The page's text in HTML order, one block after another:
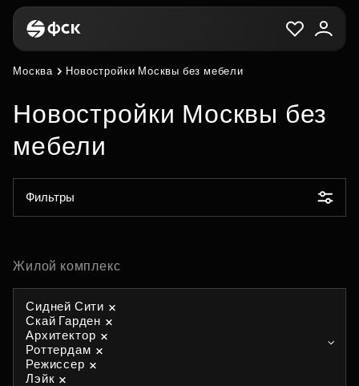
Москва Новостройки Москвы без мебели
Новостройки Москвы без
мебели
Фильтры
Жилой комплекс
Сидней Сити
Скай Гарден
Архитектор
Роттердам
Режиссер
Лэйк